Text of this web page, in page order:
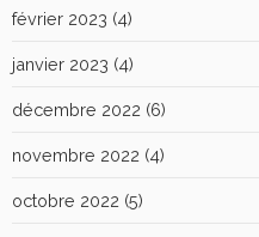
février 2023 (4)
janvier 2023 (4)
décembre 2022 (6)
novembre 2022 (4)
octobre 2022 (5)